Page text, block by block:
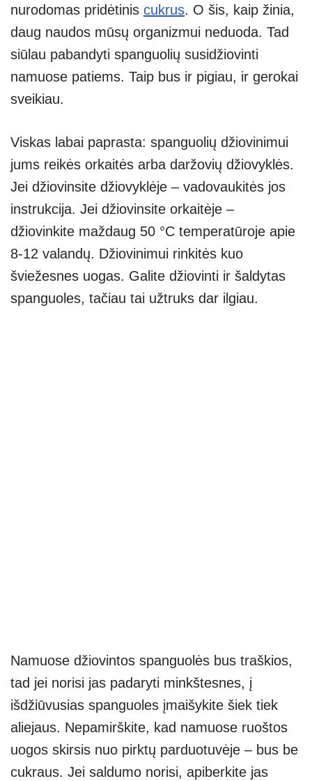
nurodomas pridėtinis cukrus. O šis, kaip žinia,
daug naudos mūsų organizmui neduoda. Tad
siūlau pabandyti spanguolių susidžiovinti
namuose patiems. Taip bus ir pigiau, ir gerokai
sveikiau.
Viskas labai paprasta: spanguolių džiovinimui
jums reikės orkaitės arba daržovių džiovyklės.
Jei džiovinsite džiovyklėje – vadovaukitės jos
instrukcija. Jei džiovinsite orkaitėje –
džiovinkite maždaug 50 °C temperatūroje apie
8-12 valandų. Džiovinimui rinkitės kuo
šviežesnes uogas. Galite džiovinti ir šaldytas
spanguoles, tačiau tai užtruks dar ilgiau.
Namuose džiovintos spanguolės bus traškios,
tad jei norisi jas padaryti minkštesnes, į
išdžiūvusias spanguoles įmaišykite šiek tiek
aliejaus. Nepamirškite, kad namuose ruoštos
uogos skirsis nuo pirktų parduotuvėje – bus be
cukraus. Jei saldumo norisi, apiberkite jas